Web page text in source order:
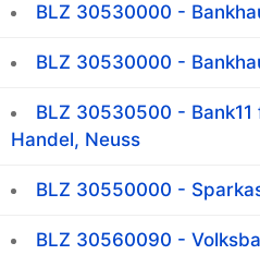
BLZ 30530000 -
BLZ 30530000 -
BLZ 30530500 -
Handel, Neuss
BLZ 30550000 -
BLZ 30560090 -